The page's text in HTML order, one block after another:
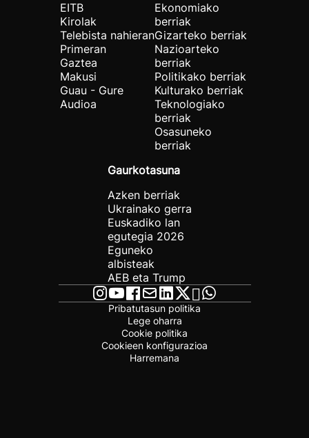
EITB
Kirolak
Telebista nahieran
Primeran
Gaztea
Makusi
Guau - Gure
Audioa
Ekonomiako
berriak
Gizarteko berriak
Nazioarteko
berriak
Politikako berriak
Kulturako berriak
Teknologiako
berriak
Osasuneko
berriak
Gaurkotasuna
Azken berriak
Ukrainako gerra
Euskadiko lan
egutegia 2026
Eguneko
albisteak
AEB eta Trump
Pribatutasun politika
Lege oharra
Cookie politika
Cookieen konfigurazioa
Harremana